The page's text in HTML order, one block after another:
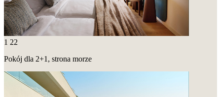
1 22
Pokój dla 2+1, strona morze